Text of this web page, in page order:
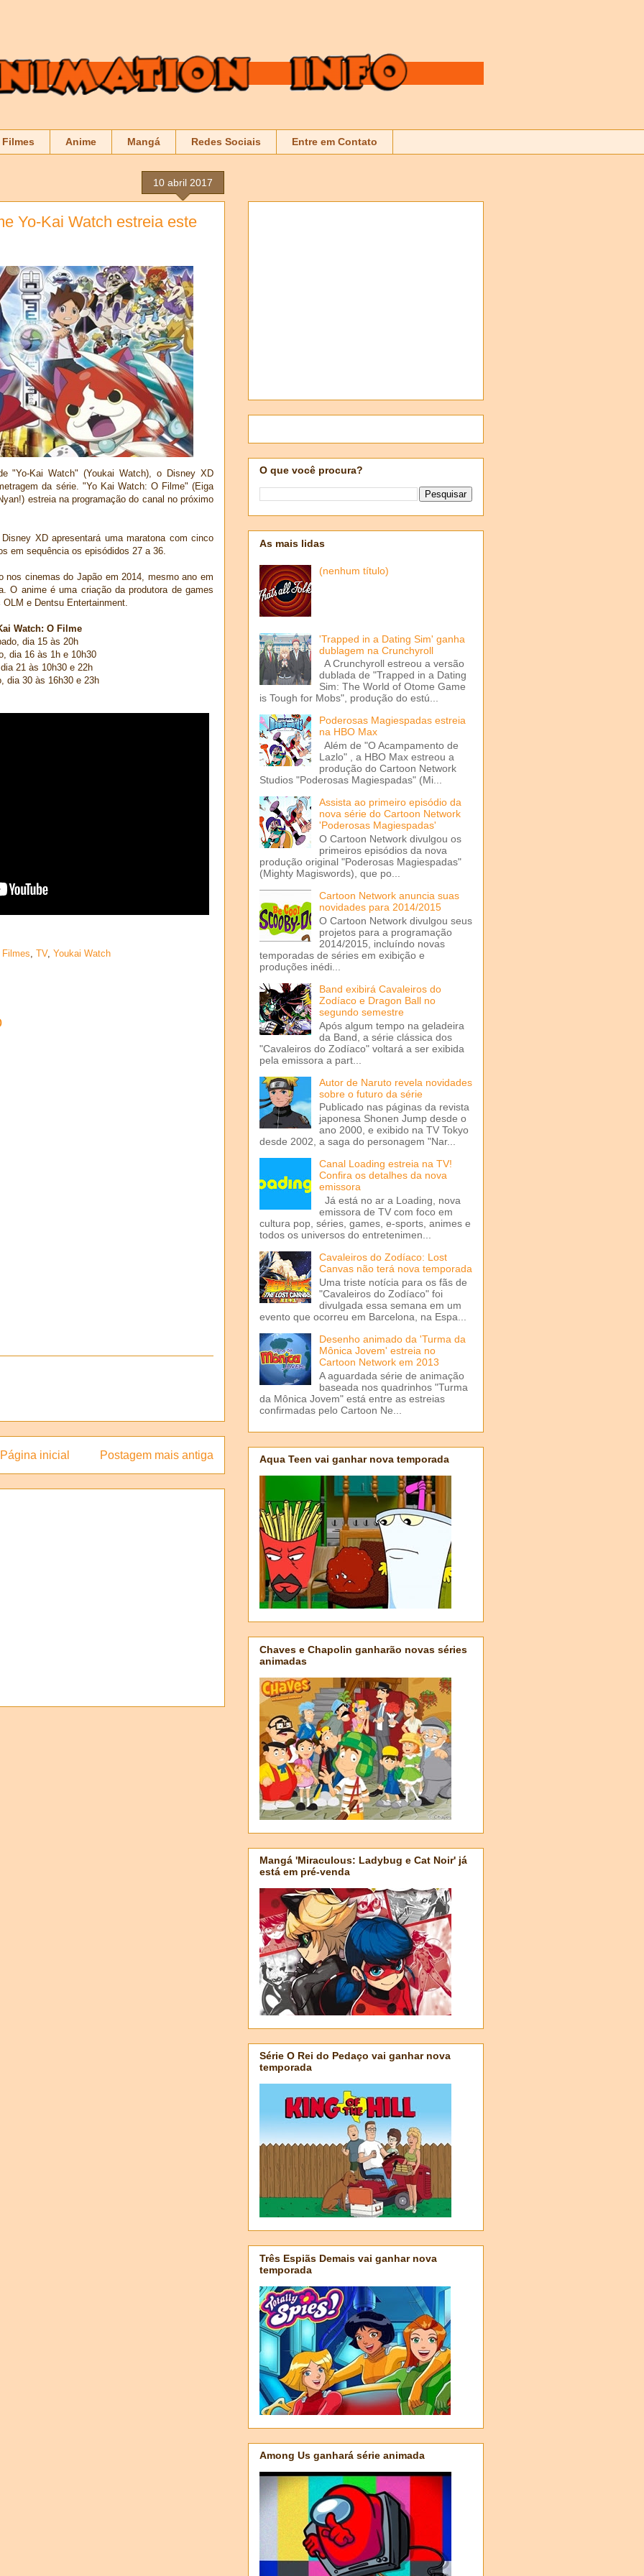
Filmes Anime Mangá Redes Sociais Entre em Contato
10 abril 2017
Yo-Kai Watch estreia este
"Yo-Kai Watch" (Youkai Watch), o Disney XD
da série. "Yo Kai Watch: O Filme" (Eiga
estreia na programação do canal no próximo
XD apresentará uma maratona com cinco
em sequência os episódidos 27 a 36.
nos cinemas do Japão em 2014, mesmo ano em
O anime é uma criação da produtora de games
e Dentsu Entertainment.
Watch: O Filme
dia 15 às 20h
dia 16 às 1h e 10h30
21 às 10h30 e 22h
dia 30 às 16h30 e 23h
Filmes, TV, Youkai Watch
Postagem mais antiga
Página inicial
O que você procura?
As mais lidas
(nenhum título)
'Trapped in a Dating Sim' ganha
dublagem na Crunchyroll
A Crunchyroll estreou a versão
dublada de "Trapped in a Dating
Sim: The World of Otome Game
is Tough for Mobs", produção do estú...
Poderosas Magiespadas estreia
na HBO Max
Além de "O Acampamento de
Lazlo" , a HBO Max estreou a
produção do Cartoon Network
Studios "Poderosas Magiespadas" (Mi...
Assista ao primeiro episódio da
nova série do Cartoon Network
'Poderosas Magiespadas'
O Cartoon Network divulgou os
primeiros episódios da nova
produção original "Poderosas Magiespadas"
(Mighty Magiswords), que po...
Cartoon Network anuncia suas
novidades para 2014/2015
O Cartoon Network divulgou seus
projetos para a programação
2014/2015, incluíndo novas
temporadas de séries em exibição e
produções inédi...
Band exibirá Cavaleiros do
Zodíaco e Dragon Ball no
segundo semestre
Após algum tempo na geladeira
da Band, a série clássica dos
"Cavaleiros do Zodíaco" voltará a ser exibida
pela emissora a part...
Autor de Naruto revela novidades
sobre o futuro da série
Publicado nas páginas da revista
japonesa Shonen Jump desde o
ano 2000, e exibido na TV Tokyo
desde 2002, a saga do personagem "Nar...
Canal Loading estreia na TV!
Confira os detalhes da nova
emissora
Já está no ar a Loading, nova
emissora de TV com foco em
cultura pop, séries, games, e-sports, animes e
todos os universos do entretenimen...
Cavaleiros do Zodíaco: Lost
Canvas não terá nova temporada
Uma triste notícia para os fãs de
"Cavaleiros do Zodíaco" foi
divulgada essa semana em um
evento que ocorreu em Barcelona, na Espa...
Desenho animado da 'Turma da
Mônica Jovem' estreia no
Cartoon Network em 2013
A aguardada série de animação
baseada nos quadrinhos "Turma
da Mônica Jovem" está entre as estreias
confirmadas pelo Cartoon Ne...
Aqua Teen vai ganhar nova temporada
Chaves e Chapolin ganharão novas séries
animadas
Mangá 'Miraculous: Ladybug e Cat Noir' já
está em pré-venda
Série O Rei do Pedaço vai ganhar nova
temporada
Três Espiãs Demais vai ganhar nova
temporada
Among Us ganhará série animada